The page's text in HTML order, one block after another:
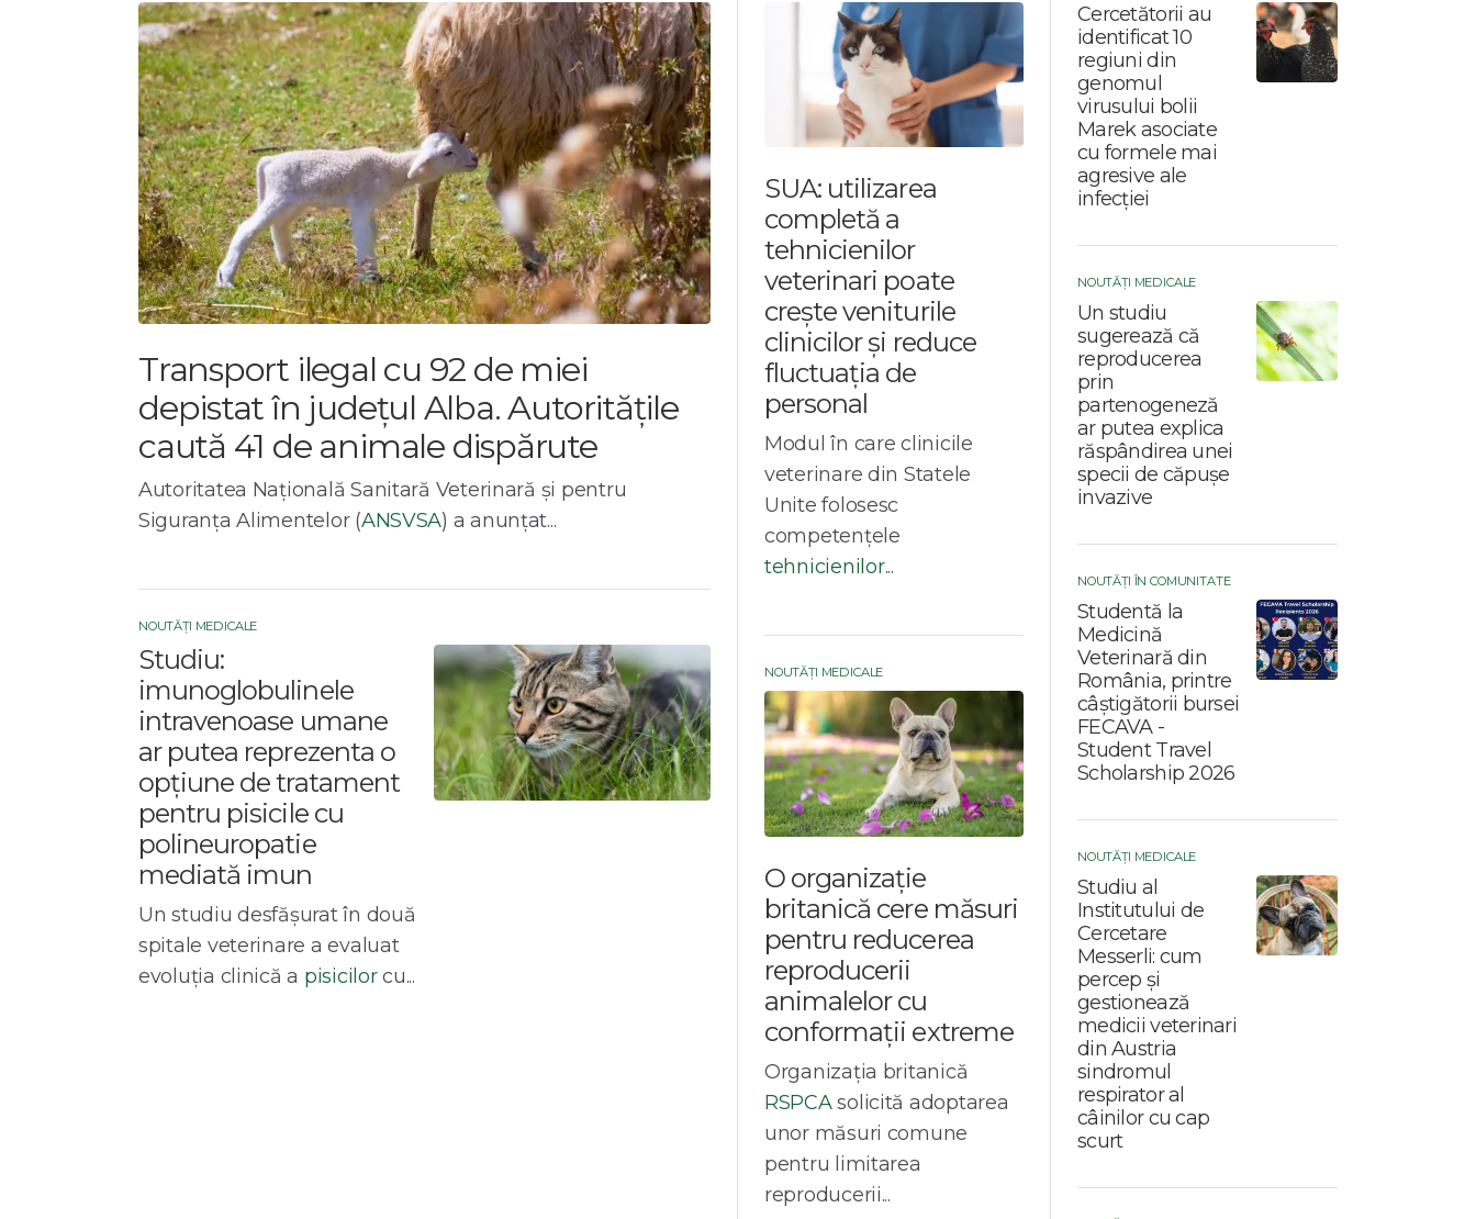
Transport ilegal cu 92 de miei
depistat în județul Alba. Autoritățile
caută 41 de animale dispărute
Autoritatea Națională Sanitară Veterinară și pentru
Siguranța Alimentelor (ANSVSA) a anunțat...
NOUTĂȚI MEDICALE
Studiu:
imunoglobulinele
intravenoase umane
ar putea reprezenta o
opțiune de tratament
pentru pisicile cu
polineuropatie
mediată imun
Un studiu desfășurat în două
spitale veterinare a evaluat
evoluția clinică a pisicilorcu...
SUA: utilizarea
completă a
tehnicienilor
veterinari poate
crește veniturile
clinicilor și reduce
fluctuația de
personal
Modul în care clinicile
veterinare din Statele
Unite folosesc
competențele
tehnicienilor...
NOUTĂȚI MEDICALE
O organizație
britanică cere măsuri
pentru reducerea
reproducerii
animalelor cu
conformații extreme
Organizația britanică
RSPCAsolicită adoptarea
unor măsuri comune
pentru limitarea
reproducerii...
Cercetătorii au
identificat 10
regiuni din
genomul
virusului bolii
Marek asociate
cu formele mai
agresive ale
infecției
NOUTĂȚI MEDICALE
Un studiu
sugerează că
reproducerea
prin
partenogeneză
ar putea explica
răspândirea unei
specii de căpușe
invazive
NOUTĂȚI ÎN COMUNITATE
Studentă la
Medicină
Veterinară din
România, printre
câștigătorii bursei
FECAVA -
Student Travel
Scholarship 2026
NOUTĂȚI MEDICALE
Studiu al
Institutului de
Cercetare
Messerli: cum
percep și
gestionează
medicii veterinari
din Austria
sindromul
respirator al
câinilor cu cap
scurt